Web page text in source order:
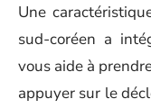
Une
sud-coréen a
vous aide à
appuyer sur le